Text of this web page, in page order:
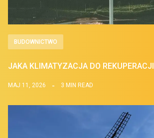
BUDOWNICTWO
JAKA KLIMATYZACJA DO REKUPERACJI
MAJ 11, 2026 3 MIN READ